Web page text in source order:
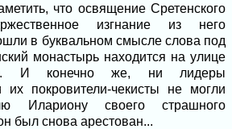
что освящение Сретенского
изгнание из него
в буквальном смысле слова под
монастырь находится на улице
И конечно же, ни лидеры
их покровители-чекисты не могли
Илариону своего страшного
был снова арестован...